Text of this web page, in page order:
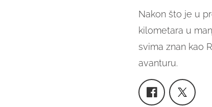
Nakon što je u
kilometara u
svima znan kao
avanturu.